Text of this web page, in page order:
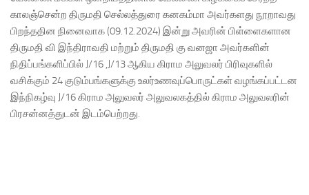
காலஞ்சென்ற திருமதி செல்லத்துரை கனகம்மா அவர்களது நூறாவது
பிறந்ததின நினைவாக (09.12.2024) இன்று அவரின் பிள்ளைகளான
திருமதி வி இந்திராவதி மற்றும் திருமதி கு வனஜா அவர்களின்
நிதிப்பங்களிப்பில் J/16 ,J/13 ஆகிய கிராம அலுவலர் பிரிவுகளில்
வசிக்கும் 24 குடும்பங்களுக்கு உலர்உணவுப்பொருட்கள் வழங்கப்பட்டன
இந்நிகழ்வு J/16 கிராம அலுவலர் அலுவலகத்தில் கிராம அலுவலரின்
பிரசன்னத்துடன் இடம்பெற்றது.